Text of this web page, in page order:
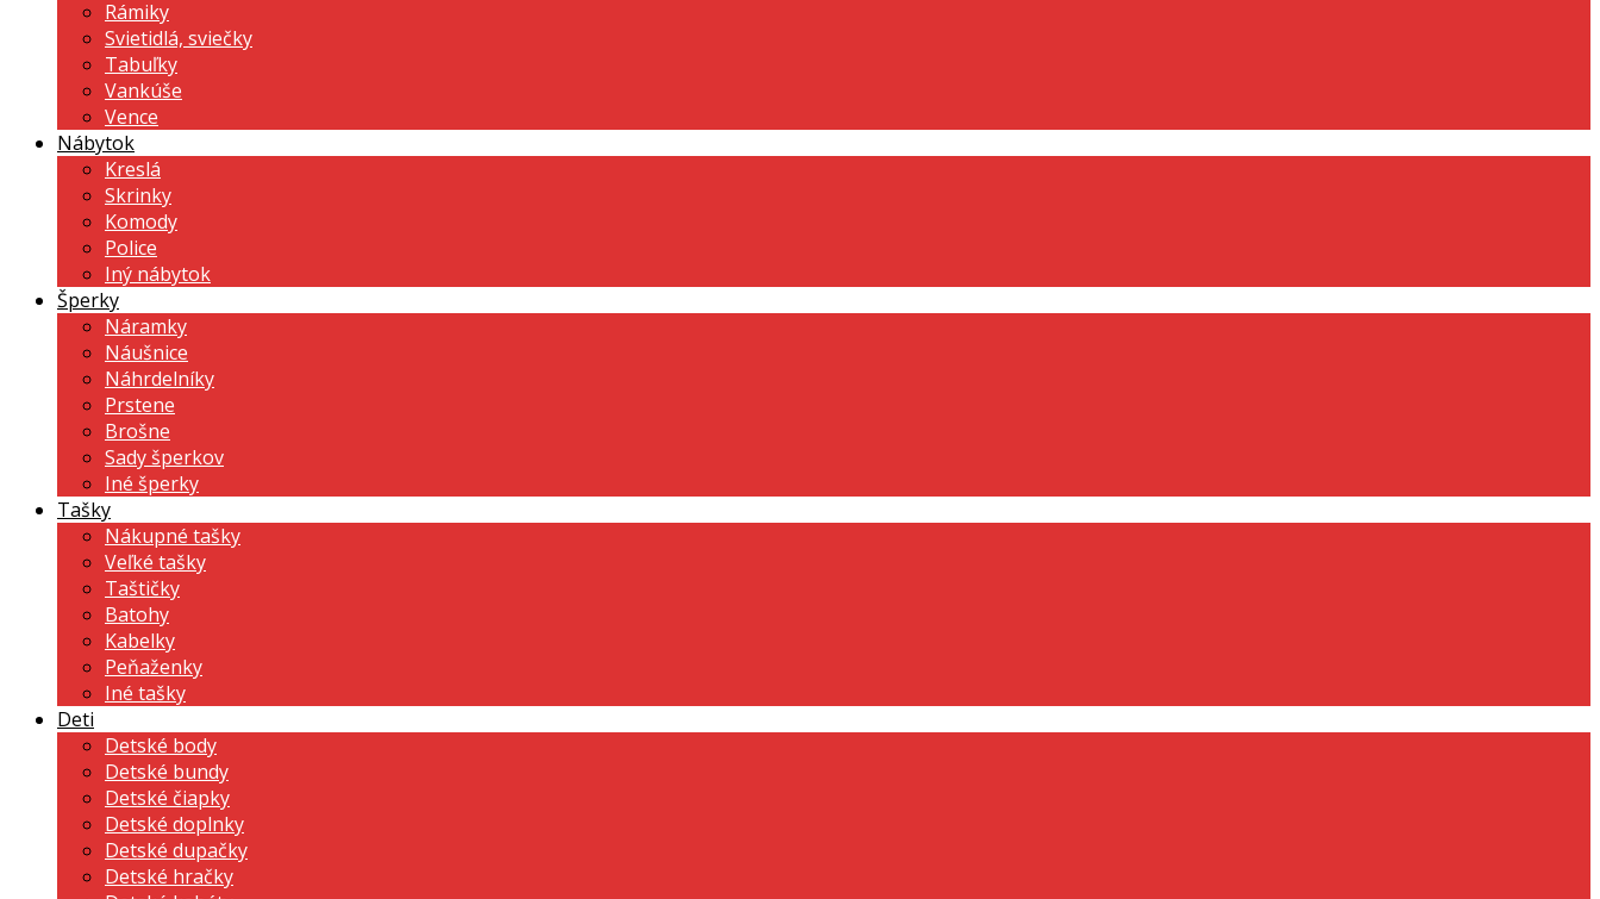
Rámiky
Svietidlá, sviečky
Tabuľky
Vankúše
Vence
Nábytok
Kreslá
Skrinky
Komody
Police
Iný nábytok
Šperky
Náramky
Náušnice
Náhrdelníky
Prstene
Brošne
Sady šperkov
Iné šperky
Tašky
Nákupné tašky
Veľké tašky
Taštičky
Batohy
Kabelky
Peňaženky
Iné tašky
Deti
Detské body
Detské bundy
Detské čiapky
Detské doplnky
Detské dupačky
Detské hračky